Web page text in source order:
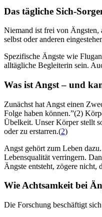
Das täg­li­che Sich-
Nie­mand ist frei von Ängs­ten,
selbst oder anderen
Spezifische Ängste wie
alltägliche Begleiterin sein.
Was ist Angst – und
Zunächst hat Angst einen
Folge haben können.”(2)
Übelkeit. Unser Körper stellt
oder zu erstarren.(2)
Angst gehört zum Leben
Lebensqualität verringern.
Ängste entsteht, zögere
Wie Achtsamkeit bei
Die Forschung beschäftigt